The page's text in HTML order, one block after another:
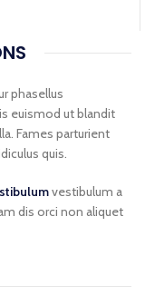
phasellus
euismod ut blandit
Fames parturient
quis.
vestibulum a
dis orci non aliquet